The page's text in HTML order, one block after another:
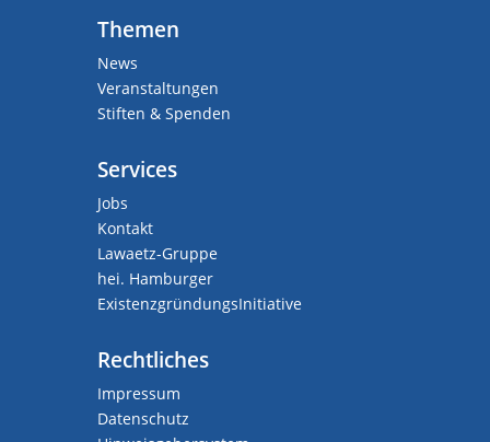
Themen
News
Veranstaltungen
Stiften & Spenden
Services
Jobs
Kontakt
Lawaetz-Gruppe
hei. Hamburger
ExistenzgründungsInitiative
Rechtliches
Impressum
Datenschutz